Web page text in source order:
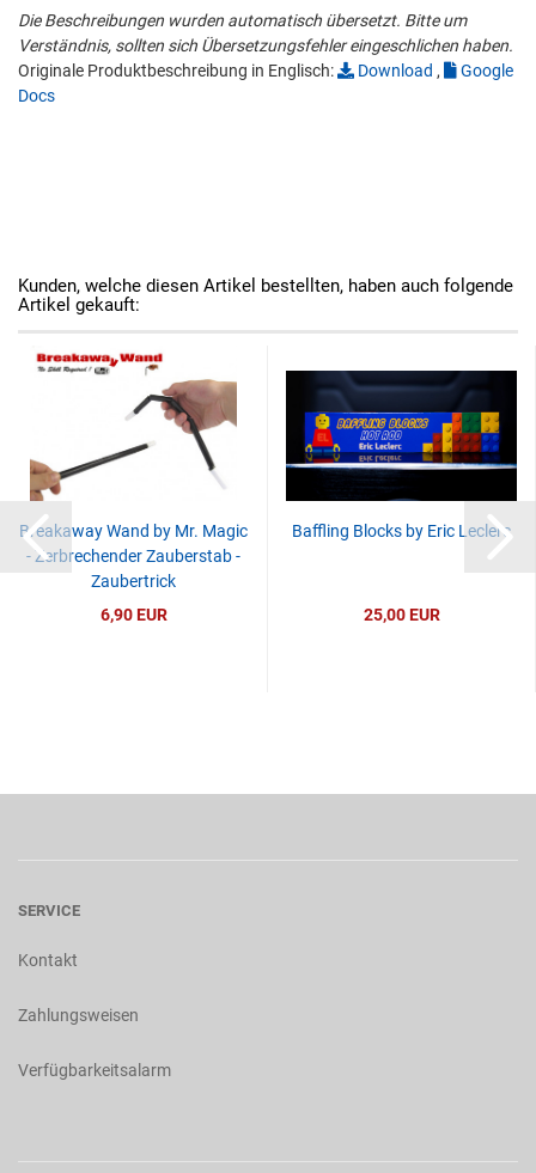
Die Beschreibungen wurden automatisch übersetzt. Bitte um
Verständnis, sollten sich Übersetzungsfehler eingeschlichen haben.
Originale Produktbeschreibung in Englisch:
Download ,
Google
Docs
Kunden, welche diesen Artikel bestellten, haben auch folgende
Artikel gekauft:
Breakaway Wand by Mr. Magic
- Zerbrechender Zauberstab -
Zaubertrick
6,90 EUR
Baffling Blocks by Eric Leclerc
25,00 EUR
SERVICE
Kontakt
Zahlungsweisen
Verfügbarkeitsalarm